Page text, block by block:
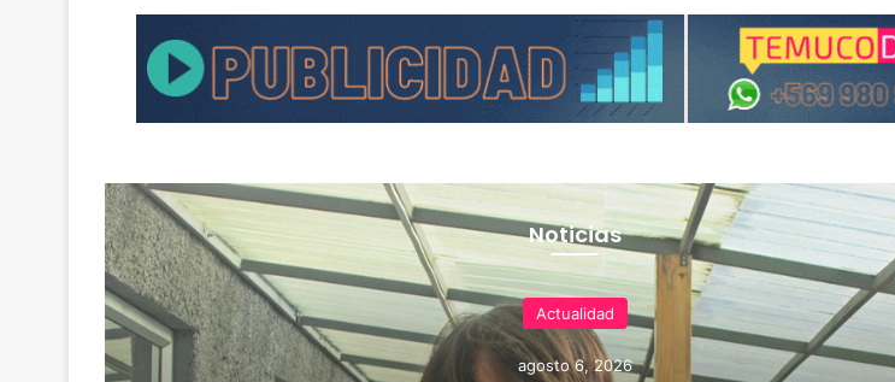
Noticias
Actualidad
agosto 6, 2026